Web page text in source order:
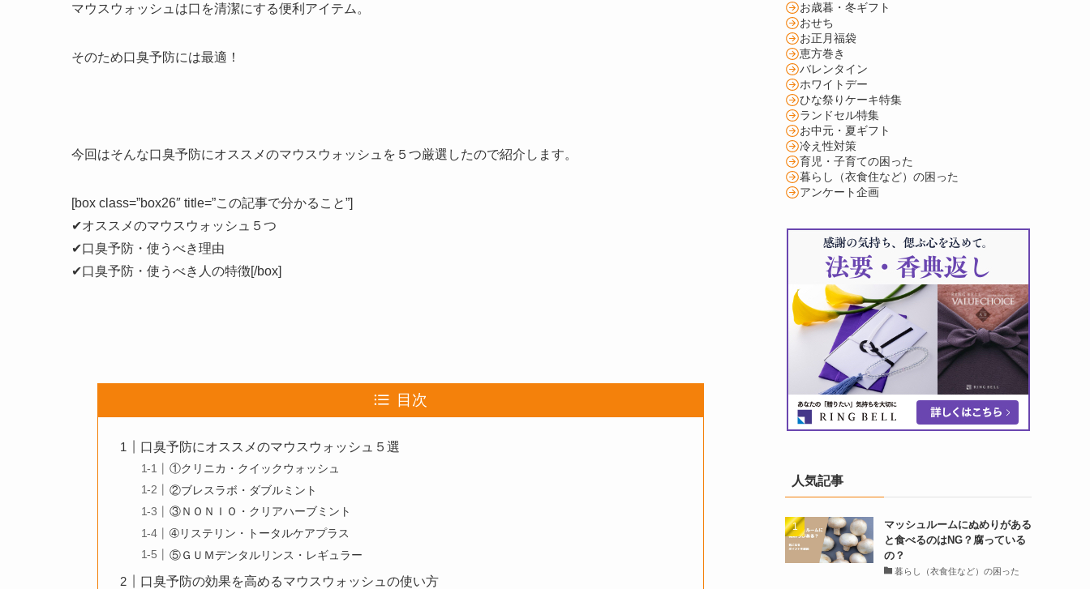
マウスウォッシュは口を清潔にする便利アイテム。
そのため口臭予防には最適！
今回はそんな口臭予防にオススメのマウスウォッシュを５つ厳選したので紹介します。
[box class=”box26″ title=”この記事で分かること”]
✔オススメのマウスウォッシュ５つ
✔口臭予防・使うべき理由
✔口臭予防・使うべき人の特徴[/box]
目次
口臭予防にオススメのマウスウォッシュ５選
①クリニカ・クイックウォッシュ
②ブレスラボ・ダブルミント
③ＮＯＮＩＯ・クリアハーブミント
➃リステリン・トータルケアプラス
⑤ＧＵＭデンタルリンス・レギュラー
口臭予防の効果を高めるマウスウォッシュの使い方
お歳暮・冬ギフト
おせち
お正月福袋
恵方巻き
バレンタイン
ホワイトデー
ひな祭りケーキ特集
ランドセル特集
お中元・夏ギフト
冷え性対策
育児・子育ての困った
暮らし（衣食住など）の困った
アンケート企画
人気記事
マッシュルームにぬめりがある
と食べるのはNG？腐っている
の？
暮らし（衣食住など）の困った